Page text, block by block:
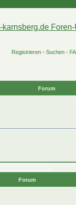
Registrieren• Suchen•
Forum
Forum